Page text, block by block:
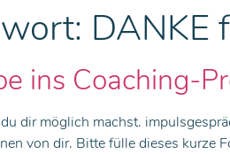
DANKE
ins Coaching-
dir möglich machst.
von dir. Bitte fülle dieses kurze